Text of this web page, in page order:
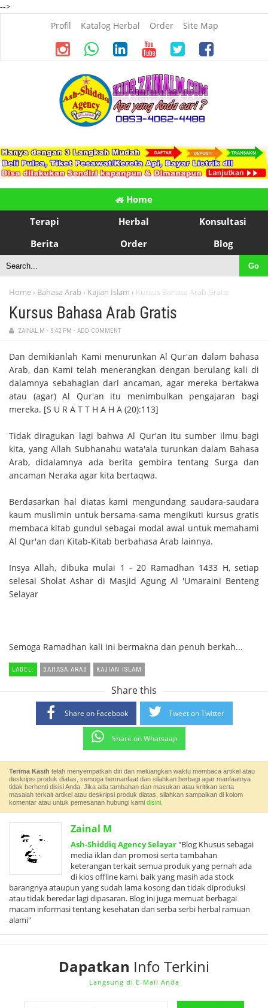
-->
Profil
Katalog Herbal Order Site Map
Home
Terapi
Herbal
Konsultasi
Berita
Order Blog
Home › Bahasa Arab › Kajian Islam › Kursus Bahasa Arab Gratis
Kursus Bahasa Arab Gratis
ZAINAL M - 9:42 PM - ADD COMMENT
Dan demikianlah Kami menurunkan Al Qur'an dalam bahasa
Arab, dan Kami telah menerangkan dengan berulang kali di
dalamnya sebahagian dari ancaman, agar mereka bertakwa
atau (agar) Al Qur'an itu menimbulkan pengajaran bagi
mereka. [S U R A T T H A H A (20):113]
Tidak diragukan lagi bahwa Al Qur'an itu sumber ilmu bagi
kita, yang Allah Subhanahu wata'ala turunkan dalam Bahasa
Arab, didalamnya ada berita gembira tentang Surga dan
ancaman Neraka agar kita bertaqwa.
Berdasarkan hal diatas kami mengundang saudara-saudara
kaum muslimin untuk bersama-sama mengikuti kursus gratis
membaca kitab gundul sebagai modal awal untuk memahami
Al Qur'an dan Kitab-Kitab berbahasa Arab lainnya.
Insya Allah, dibuka mulai 1 - 20 Ramadhan 1433 H, setiap
selesai Sholat Ashar di Masjid Agung Al 'Umaraini Benteng
Selayar
Semoga Ramadhan kali ini bermakna dan penuh berkah...
LABEL: BAHASA ARAB KAJIAN ISLAM
Share this
Share on Facebook Tweet on Twitter
Share on Whatsaap
Terima Kasih telah menyempatkan diri dan meluangkan waktu membaca artikel atau
deskripsi produk diatas, semoga bermanfaat dan silahkan berbagi agar manfaatnya
tidak berhenti disisi Anda. Jika ada tambahan dan masukan atau kritikan serta
masalah terkait artikel atau deskripsi produk diatas, silahkan sampaikan di kolom
komentar atau untuk pemesanan hubungi kami disini.
Zainal M
Ash-Shiddiq Agency Selayar"Blog Khusus sebagai
media iklan dan promosi serta tambahan
keterangan terkait semua produk yang pernah ada
di kios offline kami, baik yang masih ada stock
barangnya ataupun yang sudah lama kosong dan tidak diproduksi
atau tidak beredar lagi dipasaran. Blog ini juga memuat berbagai
macam informasi tentang kesehatan dan serba serbi herbal ramuan
alami"
Dapatkan Info Terkini
Langsung di E-Mail Anda